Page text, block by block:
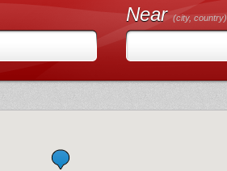
Near(city, country)